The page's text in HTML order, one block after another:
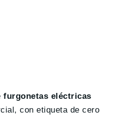
furgonetas eléctricas
con etiqueta de cero